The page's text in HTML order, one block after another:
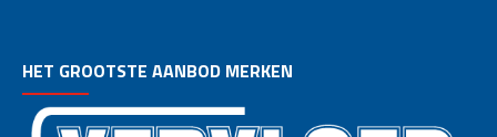
HET GROOTSTE AANBOD MERKEN